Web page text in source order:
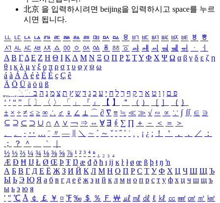
北京 을 입력하시려면 beijing을 입력하시고 space를 누르
시면 됩니다.
ㅥ ㅦ ㅧ ㅨ ㅩ ㅪ ㅫ ㅬ ㅭ ㅮ ㅯ ㅰ ㅱ ㅲ ㅳ ㅴ ㅵ ㅶ ㅷ ㅸ
ㅹ
ㅺ ㅻ ㅼ ㅽ ㅾ ㅿ ㆀ ㆁ ㆂ ㆃ ㆄ ㆅ ㆆ ㆇ ㆈ ㆉ ㆊ ㆋ ㆌ ㆍ
ㆎ
Α Β ΓΔ Ε Ζ Η Θ Ι ΚΛ Μ Ν Ξ Ο Π Ρ Σ ΤΥ Φ Χ Ψ Ω α β γ δ ε ζ η
θ ι κ λ μ ν ξ ο π ρ σ τ υ φ χ ψ ω
á à Á À é è É È ç Ç ê
Ä Ö Ü ä ö ü ß
ִֶֹ ֻּ ׁׂ פ ם ן ו ט א ר ק ף ך ל ח י ע כ ג ד ש ץ ת צ מ נ ה ב
‘ ’ “ ” 〔 〕 〈 〉 「 」 『 』 【 】 ＂ （ ） ［ ］ ｛ ｝
± × ÷ ≠ ≤ ≥ ∞ ∴ ♂ ♀ ∠ ⊥ ⌒ ∂ ∇ ≡ ≒ ≪ ≫ √ ∽ ∝ ∵ ∫ ∬ ∈ ∋
⊆ ⊇ ⊂ ⊃ ∪ ∩ ∧ ∨ ￢ ⇒ ⇔ ∀ ∃ ∮ ∑ ∏ ＋ － ＜ ＝
＞
、
。 · ‥ … ¨ 〃 ― ＼ ∼ ´ ～ ˇ ˘ ˝ ˚ ˙ ¸ ¡ ¿ ː ！ ＇ ， ． ／
：
；
？ ＾ ｀
½ ⅓ ⅔ ¼ ¾ ⅛ ⅜ ⅝ ⅞ ¹ ² ³ ⁴ ⁿ ₁ ₂ ₃ ₄
Æ Ð Ħ Ĳ Ł Ø Œ Þ Ŧ Ŋ æ đ ð ħ ı ĳ ĸ ŀ ł ø œ ß þ ŧ ŋ ŉ
А Б В Г Д Е Ё Ж З И Й К Л М Н О П Р С Т У Ф Х Ц Ч Ш Щ Ъ
Ы Ь Э Ю Я а б в г д е ё ж з и й к л м н о п р с т у ф х ц ч ш щ ъ
ы ь э ю я
′ ″ ℃ Å ￠ ￡ ￥ ¤ ℉ ‰ ＄ ％ Ｆ ￦ ㎕ ㎖ ㎗ ℓ ㎘ ㏄ ㎣ ㎤ ㎥ ㎦